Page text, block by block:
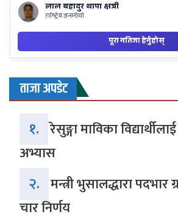
ताजा अपडेट
१. रेसुङ्गा माविका
अभ्यास
२. मन्त्री भुसालद्धारा पदभार
चार निर्णय